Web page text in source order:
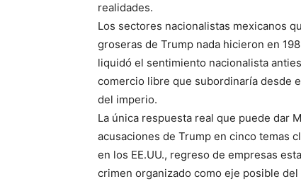
realidades.
Los sectores nacionalistas mexicanos
groseras de Trump nada hicieron en
liquidó el sentimiento nacionalista
comercio libre que subordinaría desde
del imperio.
La única respuesta real que puede dar
acusaciones de Trump en cinco temas
en los EE.UU., regreso de empresas
crimen organizado como eje posible